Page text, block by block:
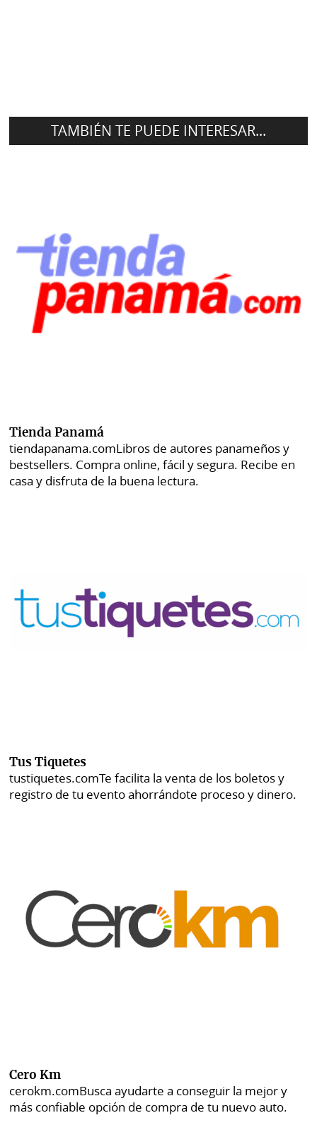
TAMBIÉN TE PUEDE INTERESAR...
Tienda Panamá
tiendapanama.comLibros de autores panameños y
bestsellers. Compra online, fácil y segura. Recibe en
casa y disfruta de la buena lectura.
Tus Tiquetes
tustiquetes.comTe facilita la venta de los boletos y
registro de tu evento ahorrándote proceso y dinero.
Cero Km
cerokm.comBusca ayudarte a conseguir la mejor y
más confiable opción de compra de tu nuevo auto.